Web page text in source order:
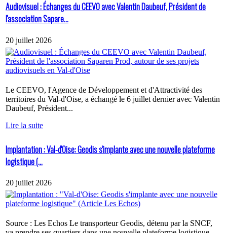
Audiovisuel : Échanges du CEEVO avec Valentin Daubeuf, Président de
l'association Sapare...
20 juillet 2026
Le CEEVO, l'Agence de Développement et d'Attractivité des
territoires du Val-d'Oise, a échangé le 6 juillet dernier avec Valentin
Daubeuf, Président...
Lire la suite
Implantation : Val-d'Oise: Geodis s'implante avec une nouvelle plateforme
logistique (...
20 juillet 2026
Source : Les Echos Le transporteur Geodis, détenu par la SNCF,